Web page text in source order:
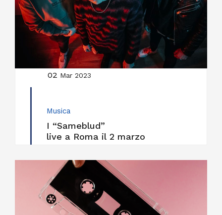
02 Mar 2023
Musica
I “Sameblud”
live a Roma il 2 marzo